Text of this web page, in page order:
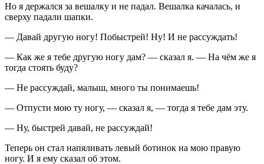
Но я держался за вешалку и не падал. Вешалка качалась, и
сверху падали шапки.
— Давай другую ногу! Побыстрей! Ну! И не рассуждать!
— Как же я тебе другую ногу дам? — сказал я. — На чём же я
тогда стоять буду?
— Не рассуждай, малыш, много ты понимаешь!
— Отпусти мою ту ногу, — сказал я, — тогда я тебе дам эту.
— Ну, быстрей давай, не рассуждай!
Теперь он стал напяливать левый ботинок на мою правую
ногу. И я ему сказал об этом.